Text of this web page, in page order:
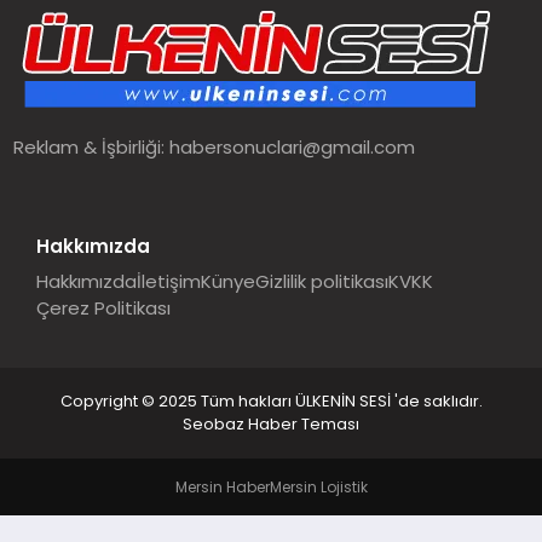
SPOR
MALATYA HABERLERI
Reklam & İşbirliği:habersonuclari@gmail.com
Hakkımızda
HakkımızdaİletişimKünyeGizlilik politikasıKVKK
Çerez Politikası
Copyright © 2025 Tüm hakları ÜLKENİN SESİ 'de saklıdır.
Seobaz Haber Teması
Mersin HaberMersin Lojistik